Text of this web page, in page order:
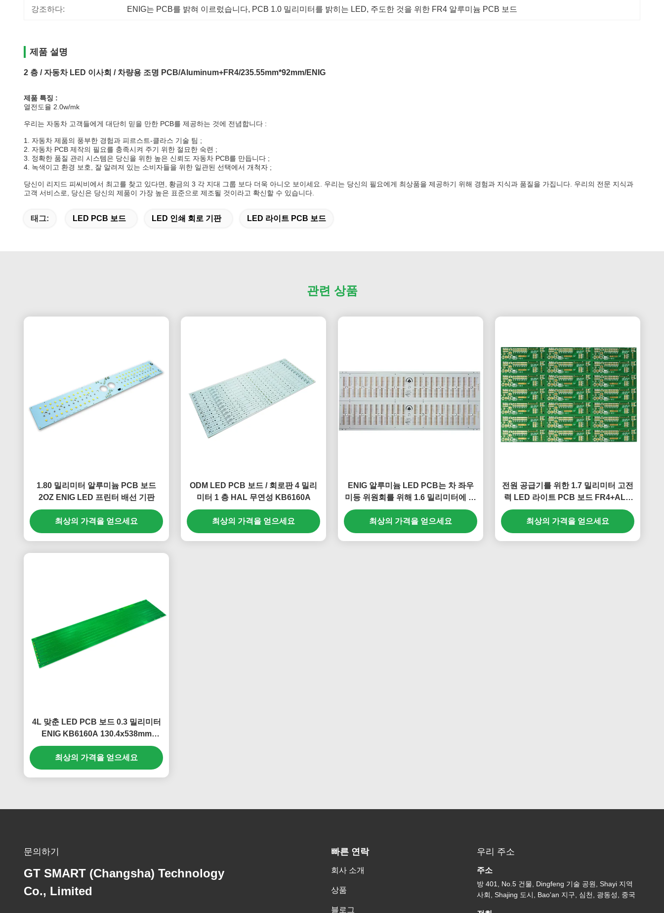
강조하다: ENIG는 PCB를 밝혀 이르렀습니다, PCB 1.0 밀리미터를 밝히는 LED, 주도한 것을 위한 FR4 알루미늄 PCB 보드
제품 설명
2 층 / 자동차 LED 이사회 / 차량용 조명 PCB/Aluminum+FR4/235.55mm*92mm/ENIG
제품 특징 :
열전도율 2.0w/mk
우리는 자동차 고객들에게 대단히 믿을 만한 PCB를 제공하는 것에 전념합니다 :
1. 자동차 제품의 풍부한 경험과 피르스트-클라스 기술 팀 ;
2. 자동차 PCB 제작의 필요를 충족시켜 주기 위한 절묘한 숙련 ;
3. 정확한 품질 관리 시스템은 당신을 위한 높은 신뢰도 자동차 PCB를 만듭니다 ;
4. 녹색이고 환경 보호, 잘 알려져 있는 소비자들을 위한 일관된 선택에서 개척자 ;
당신이 리지드 피씨비에서 최고를 찾고 있다면, 황금의 3 각 지대 그룹 보다 더욱 아니오 보이세요. 우리는 당신의 필요에게 최상품을 제공하기 위해 경험과 지식과 품질을 가집니다. 우리의 전문 지식과
고객 서비스로, 당신은 당신의 제품이 가장 높은 표준으로 제조될 것이라고 확신할 수 있습니다.
태그: LED PCB 보드 LED 인쇄 회로 기판 LED 라이트 PCB 보드
관련 상품
1.80 밀리미터 알루미늄 PCB 보드
2OZ ENIG LED 프린터 배선 기판
최상의 가격을 얻으세요
ODM LED PCB 보드 / 회로판 4 밀리
미터 1 층 HAL 무연성 KB6160A
최상의 가격을 얻으세요
ENIG 알루미늄 LED PCB는 차 좌우
미등 위원회를 위해 1.6 밀리미터에 탑
승합니다
최상의 가격을 얻으세요
전원 공급기를 위한 1.7 밀리미터 고전
력 LED 라이트 PCB 보드 FR4+AL 2
층
최상의 가격을 얻으세요
4L 맞춘 LED PCB 보드 0.3 밀리미터
ENIG KB6160A 130.4x538mm
1.1+/-0.1MM
최상의 가격을 얻으세요
문의하기
GT SMART (Changsha) Technology
Co., Limited
빠른 연락
회사 소개
상품
블로그
우리 주소
주소
방 401, No.5 건물, Dingfeng 기술 공원, Shayi 지역
사회, Shajing 도시, Bao'an 지구, 심천, 광동성, 중국